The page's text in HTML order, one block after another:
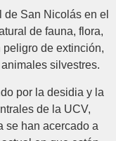
San Nicolás en el
de fauna, flora,
de extinción,
silvestres.
por la desidia y la
de la UCV,
se han acercado a